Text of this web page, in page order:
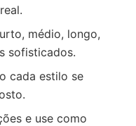
médio, longo,
sofisticados.
cada estilo se
e use como